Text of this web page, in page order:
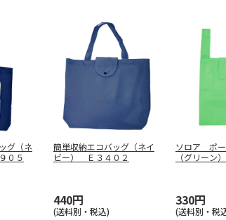
グ（ネ
０５
簡単収納エコバッグ（ネイ
ビー） Ｅ３４０２
440円
(送料別・税込)
ソロア ポー
（グリーン
330円
(送料別・税